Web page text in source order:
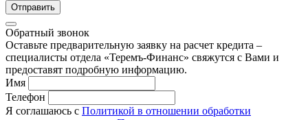
Отправить
Обратный звонок
Оставьте предварительную заявку на расчет кредита –
специалисты отдела «Теремъ-Финанс» свяжутся с Вами и
предоставят подробную информацию.
Имя
Телефон
Я соглашаюсь с Политикой в отношении обработки